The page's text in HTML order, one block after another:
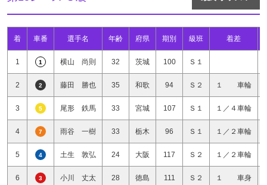
着 車番 選手名 年齢 府県 期別 級班 着差
1 1 横山 尚則 32 茨城 100 Ｓ１
2 2 藤田 勝也 35 和歌 94 Ｓ２ １ 車輪
3 5 尾形 鉄馬 33 宮城 107 Ｓ１ １／４車輪
4 7 雨谷 一樹 33 栃木 96 Ｓ１ １／２車輪
5 4 土生 敦弘 24 大阪 117 Ｓ２ １／２車輪
6 3 小川 丈太 28 徳島 111 Ｓ２ １ 車身